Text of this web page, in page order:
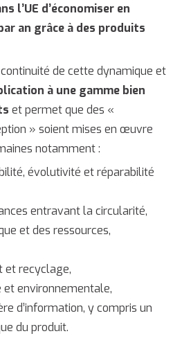
l’UE d’économiser en
an grâce à des produits
continuité de cette dynamique et
à une gamme bien
et permet que des «
» soient mises en œuvre
notamment :
évolutivité et réparabilité
entravant la circularité,
et des ressources,
et recyclage,
et environnementale,
d’information, y compris un
du produit.